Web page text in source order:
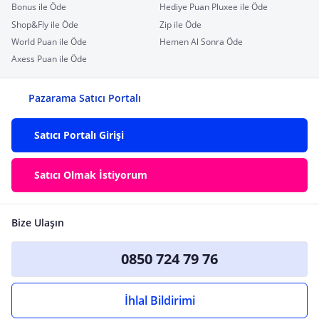
Bonus ile Öde
Hediye Puan Pluxee ile Öde
Shop&Fly ile Öde
Zip ile Öde
World Puan ile Öde
Hemen Al Sonra Öde
Axess Puan ile Öde
Pazarama Satıcı Portalı
Satıcı Portalı Girişi
Satıcı Olmak İstiyorum
Bize Ulaşın
0850 724 79 76
İhlal Bildirimi